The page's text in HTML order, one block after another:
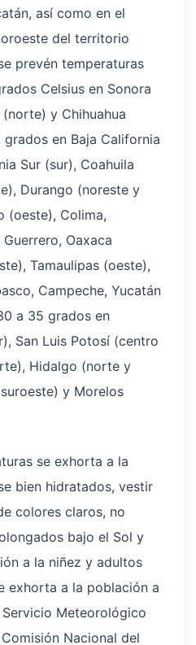
así como en el
del territorio
prevén temperaturas
Celsius en Sonora
y Chihuahua
en Baja California
Sur (sur), Coahuila
Durango (noreste y
(oeste), Colima,
Oaxaca
Tamaulipas (oeste),
Campeche, Yucatán
a 35 grados en
San Luis Potosí (centro
Hidalgo (norte y
y Morelos
se exhorta a la
bien hidratados, vestir
colores claros, no
bajo el Sol y
a la niñez y adultos
exhorta a la población a
Meteorológico
Nacional del